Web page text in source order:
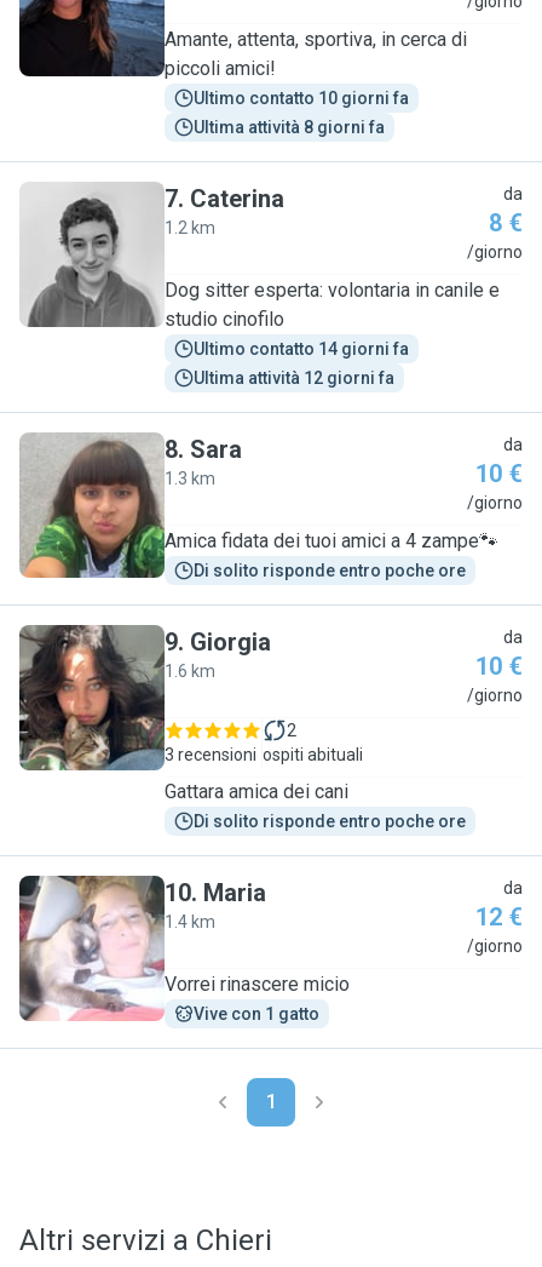
Amante, attenta, sportiva, in cerca di
piccoli amici!
Ultimo contatto 10 giorni fa
Ultima attività 8 giorni fa
C
7. Caterina
1.2 km
da
8 €
/giorno
Dog sitter esperta: volontaria in canile e
studio cinofilo
Ultimo contatto 14 giorni fa
Ultima attività 12 giorni fa
S
8. Sara
1.3 km
da
10 €
/giorno
Amica fidata dei tuoi amici a 4 zampe🐾
Di solito risponde entro poche ore
G
9. Giorgia
1.6 km
da
10 €
/giorno
3 recensioni
2
ospiti abituali
Gattara amica dei cani
Di solito risponde entro poche ore
M
10. Maria
1.4 km
da
12 €
/giorno
Vorrei rinascere micio
Vive con 1 gatto
1
Altri servizi a Chieri